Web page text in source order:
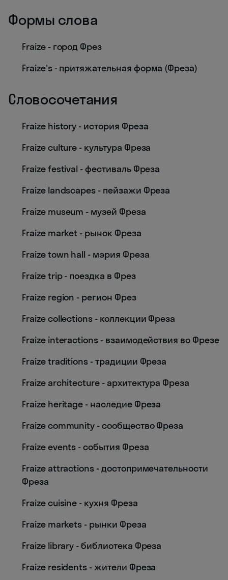
Формы слова
Fraize - город Фрез
Fraize's - притяжательная форма (Фреза)
Словосочетания
Fraize history - история Фреза
Fraize culture - культура Фреза
Fraize festival - фестиваль Фреза
Fraize landscapes - пейзажи Фреза
Fraize museum - музей Фреза
Fraize market - рынок Фреза
Fraize town hall - мэрия Фреза
Fraize trip - поездка в Фрез
Fraize region - регион Фрез
Fraize collections - коллекции Фреза
Fraize interactions - взаимодействия во Фрезе
Fraize traditions - традиции Фреза
Fraize architecture - архитектура Фреза
Fraize heritage - наследие Фреза
Fraize community - сообщество Фреза
Fraize events - события Фреза
Fraize attractions - достопримечательности
Фреза
Fraize cuisine - кухня Фреза
Fraize markets - рынки Фреза
Fraize library - библиотека Фреза
Fraize residents - жители Фреза